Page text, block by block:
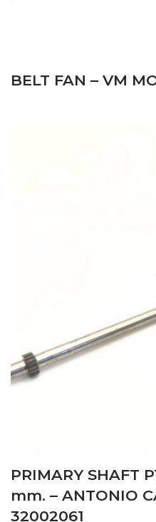
BELT FAN – VM
PRIMARY SHAFT
mm. – ANTONIO
32002061